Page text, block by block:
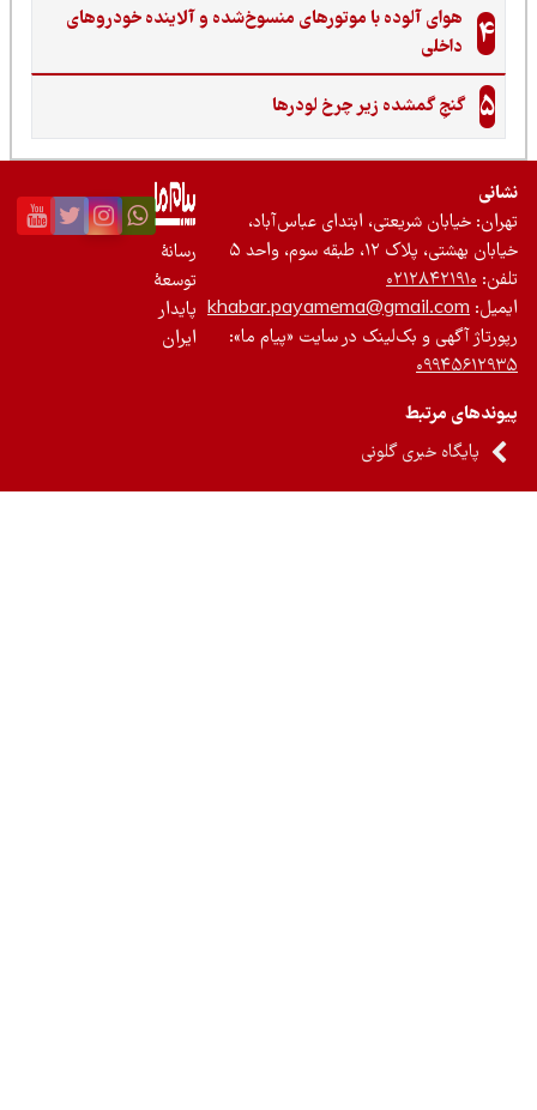
هوای آلوده با موتورهای منسوخ‌شده و آلاینده خودروهای
داخلی
گنجِ گمشده زیر چرخ لودرها
خیابان شریعتی، ابتدای عباس‌آباد،
بهشتی، پلاک ۱۲، طبقه سوم، واحد ۵
۰۲۱۲۸۴۲۱۹۱۰
khabar.payamema@gmail.com
آگهی و بک‌لینک در سایت «پیام ما»:
مرتبط
پایگاه خبری گلونی
رسانۀ
توسعۀ
پایدار
ایران